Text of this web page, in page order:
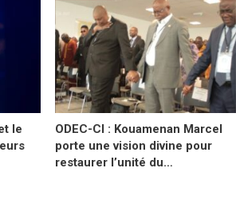
le
ODEC-CI : Kouamenan Marcel
porte une vision divine pour
restaurer l’unité du…